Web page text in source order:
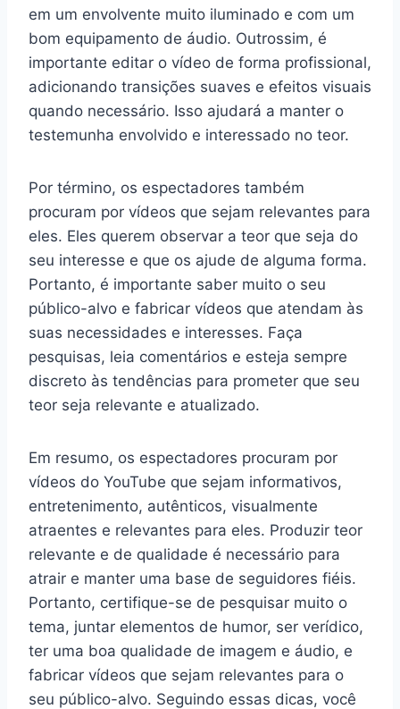
em um envolvente muito iluminado e com um
bom equipamento de áudio. Outrossim, é
importante editar o vídeo de forma profissional,
adicionando transições suaves e efeitos visuais
quando necessário. Isso ajudará a manter o
testemunha envolvido e interessado no teor.
Por término, os espectadores também
procuram por vídeos que sejam relevantes para
eles. Eles querem observar a teor que seja do
seu interesse e que os ajude de alguma forma.
Portanto, é importante saber muito o seu
público-alvo e fabricar vídeos que atendam às
suas necessidades e interesses. Faça
pesquisas, leia comentários e esteja sempre
discreto às tendências para prometer que seu
teor seja relevante e atualizado.
Em resumo, os espectadores procuram por
vídeos do YouTube que sejam informativos,
entretenimento, autênticos, visualmente
atraentes e relevantes para eles. Produzir teor
relevante e de qualidade é necessário para
atrair e manter uma base de seguidores fiéis.
Portanto, certifique-se de pesquisar muito o
tema, juntar elementos de humor, ser verídico,
ter uma boa qualidade de imagem e áudio, e
fabricar vídeos que sejam relevantes para o
seu público-alvo. Seguindo essas dicas, você